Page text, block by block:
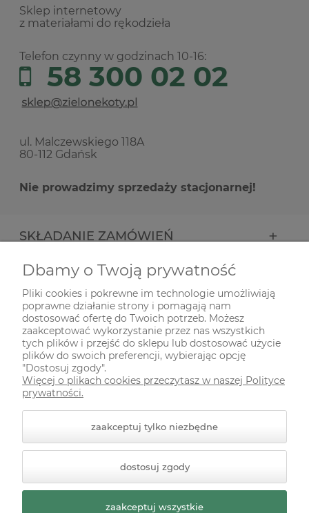
Sklep internetowy
z materiałami do rękodzieła
Telefon czynny w godzinach 10-16:
58 300 02 02
ul. Malczewskiego 118A
80-112 Gdańsk
Nie prowadzimy sprzedaży stacjonarnej!
SKŁADANIE ZAMÓWIEŃ
INFORMACJE
ODWIEDŹ NAS NA
Styl graficzny ShopGadget.pl
Sklep internetowy Shoper
Premium
Dbamy o Twoją prywatność
Pliki cookies i pokrewne im technologie umożliwiają
poprawne działanie strony i pomagają nam
dostosować ofertę do Twoich potrzeb. Możesz
zaakceptować wykorzystanie przez nas wszystkich
tych plików i przejść do sklepu lub dostosować użycie
plików do swoich preferencji, wybierając opcję
"Dostosuj zgody".
Więcej o plikach cookies przeczytasz w naszej Polityce
prywatności.
zaakceptuj tylko niezbędne
dostosuj zgody
zaakceptuj wszystkie